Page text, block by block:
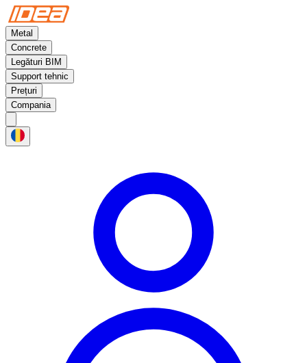
Metal
Concrete
Legături BIM
Support tehnic
Prețuri
Compania